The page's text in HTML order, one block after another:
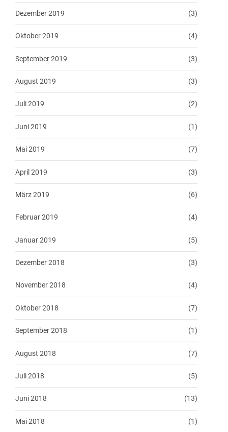
Dezember 2019 (3)
Oktober 2019 (4)
September 2019 (3)
August 2019 (3)
Juli 2019 (2)
Juni 2019 (1)
Mai 2019 (7)
April 2019 (3)
März 2019 (6)
Februar 2019 (4)
Januar 2019 (5)
Dezember 2018 (3)
November 2018 (4)
Oktober 2018 (7)
September 2018 (1)
August 2018 (7)
Juli 2018 (5)
Juni 2018 (13)
Mai 2018 (1)